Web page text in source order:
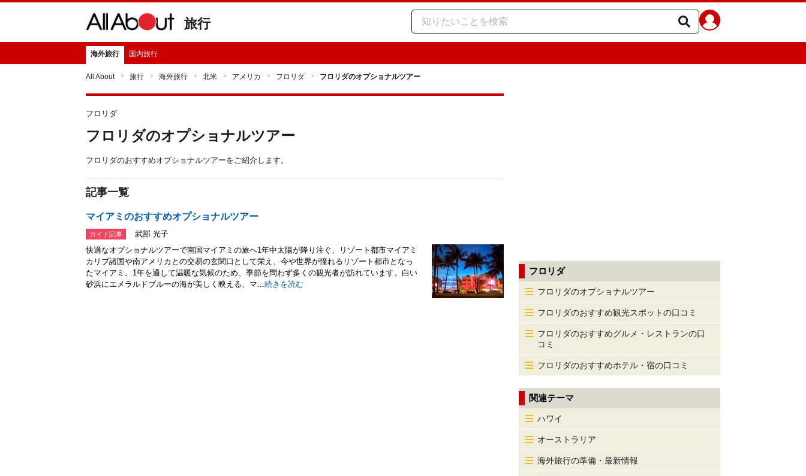
旅行
海外旅行 国内旅行
All About 旅行 海外旅行 北米 アメリカ フロリダ フロリダのオプショナルツアー
フロリダ
フロリダのオプショナルツアー
フロリダのおすすめオプショナルツアーをご紹介します。
記事一覧
マイアミのおすすめオプショナルツアー
ガイド記事
武部 光子
快適なオプショナルツアーで南国マイアミの旅へ1年中太陽が降り注ぐ、リゾート都市マイアミ
カリブ諸国や南アメリカとの交易の玄関口として栄え、今や世界が憧れるリゾート都市となっ
たマイアミ。1年を通して温暖な気候のため、季節を問わず多くの観光者が訪れています。白い
砂浜にエメラルドブルーの海が美しく映える、マ...続きを読む
フロリダ
フロリダのオプショナルツアー
フロリダのおすすめ観光スポットの口コミ
フロリダのおすすめグルメ・レストランの口
コミ
フロリダのおすすめホテル・宿の口コミ
関連テーマ
ハワイ
オーストラリア
海外旅行の準備・最新情報